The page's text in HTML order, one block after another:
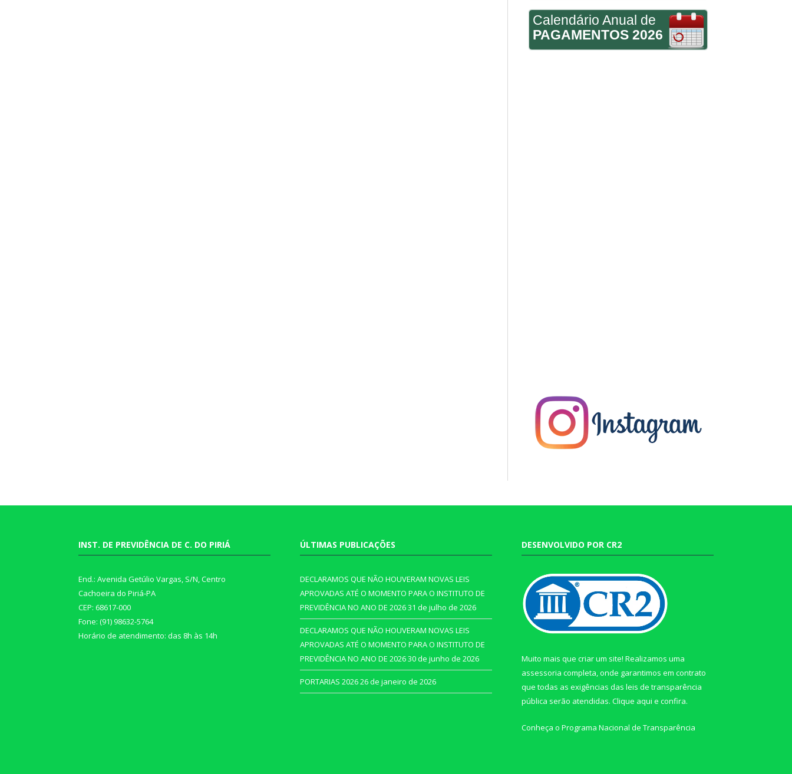
Calendário Anual de
PAGAMENTOS 2026
INST. DE PREVIDÊNCIA DE C. DO PIRIÁ
End.: Avenida Getúlio Vargas, S/N, Centro
Cachoeira do Piriá-PA
CEP: 68617-000
Fone: (91) 98632-5764
Horário de atendimento: das 8h às 14h
ÚLTIMAS PUBLICAÇÕES
DECLARAMOS QUE NÃO HOUVERAM NOVAS LEIS
APROVADAS ATÉ O MOMENTO PARA O INSTITUTO DE
PREVIDÊNCIA NO ANO DE 202631 de julho de 2026
DECLARAMOS QUE NÃO HOUVERAM NOVAS LEIS
APROVADAS ATÉ O MOMENTO PARA O INSTITUTO DE
PREVIDÊNCIA NO ANO DE 202630 de junho de 2026
PORTARIAS 202626 de janeiro de 2026
DESENVOLVIDO POR CR2
Muito mais que criar um site! Realizamos uma
assessoria completa, onde garantimos em contrato
que todas as exigências das leis de transparência
pública serão atendidas. Clique aqui e confira.
Conheça o Programa Nacional de Transparência